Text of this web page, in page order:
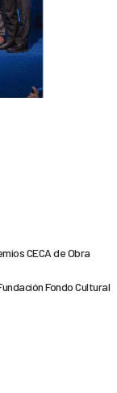
CECA de Obra
Fondo Cultural